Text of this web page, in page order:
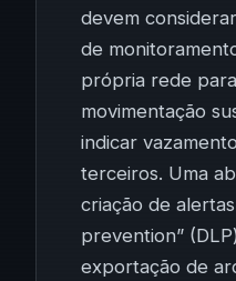
devem
de
própria rede
movimentação
indicar
terceiros. Uma
criação de
prevention”
exportação de